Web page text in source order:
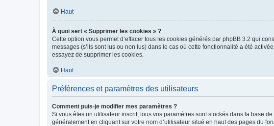
Haut
À quoi sert « Supprimer les cookies » ?
Cette option vous permet d’effacer tous les cookies générés par phpBB 3.2 qui
messages (s’ils sont lus ou non lus) dans le cas où cette fonctionnalité a été
essayez de supprimer les cookies.
Haut
Préférences et paramètres des utilisateurs
Comment puis-je modifier mes paramètres ?
Si vous êtes un utilisateur inscrit, tous vos paramètres sont stockés dans la base
généralement en cliquant sur votre nom d’utilisateur situé en haut des pages du